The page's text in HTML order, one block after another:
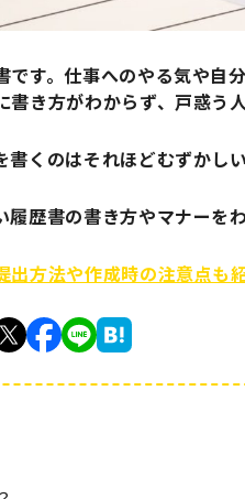
す。仕事へのやる気や自
き方がわからず、戸惑う
くのはそれほどむずかし
歴書の書き方やマナーを
出方法や作成時の注意点も